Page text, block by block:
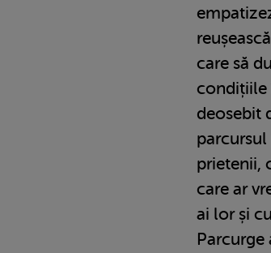
care să
condițiile
deosebit
prietenii,
care ar
ai lor și